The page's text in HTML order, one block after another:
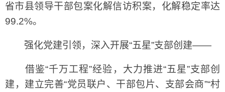
省市县领导干部包案化解信访积案，化解稳定率达
99.2%。
强化党建引领，深入开展“五星”支部创建——
借鉴“千万工程”经验，大力推进“五星”支部创
建，建立完善“党员联户、干部包片、支部会商”“村